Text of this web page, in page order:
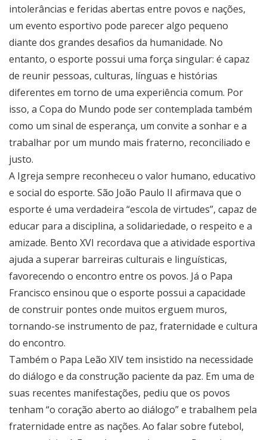
intolerâncias e feridas abertas entre povos e nações,
um evento esportivo pode parecer algo pequeno
diante dos grandes desafios da humanidade. No
entanto, o esporte possui uma força singular: é capaz
de reunir pessoas, culturas, línguas e histórias
diferentes em torno de uma experiência comum. Por
isso, a Copa do Mundo pode ser contemplada também
como um sinal de esperança, um convite a sonhar e a
trabalhar por um mundo mais fraterno, reconciliado e
justo.
A Igreja sempre reconheceu o valor humano, educativo
e social do esporte. São João Paulo II afirmava que o
esporte é uma verdadeira “escola de virtudes”, capaz de
educar para a disciplina, a solidariedade, o respeito e a
amizade. Bento XVI recordava que a atividade esportiva
ajuda a superar barreiras culturais e linguísticas,
favorecendo o encontro entre os povos. Já o Papa
Francisco ensinou que o esporte possui a capacidade
de construir pontes onde muitos erguem muros,
tornando-se instrumento de paz, fraternidade e cultura
do encontro.
Também o Papa Leão XIV tem insistido na necessidade
do diálogo e da construção paciente da paz. Em uma de
suas recentes manifestações, pediu que os povos
tenham “o coração aberto ao diálogo” e trabalhem pela
fraternidade entre as nações. Ao falar sobre futebol,